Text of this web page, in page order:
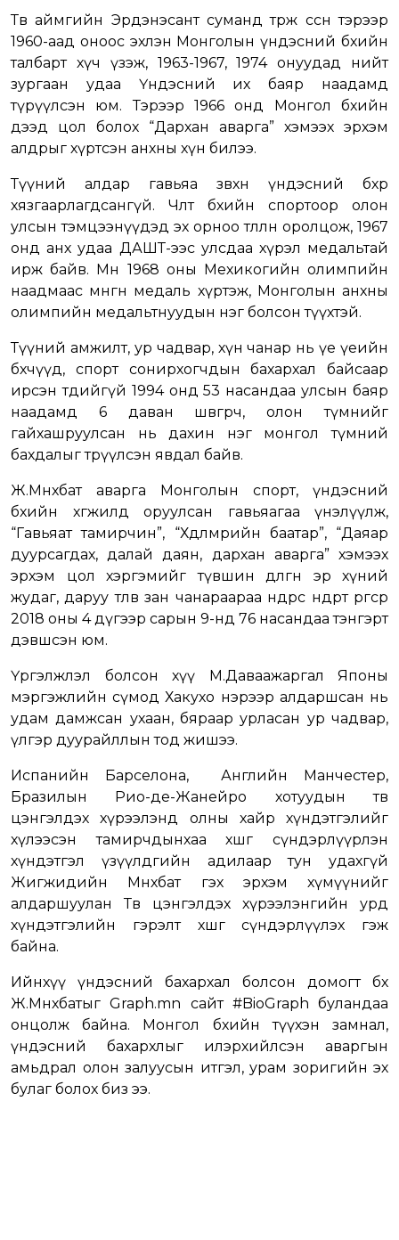
Төв аймгийн Эрдэнэсант суманд төрж өссөн тэрээр
1960-аад оноос эхлэн Монголын үндэсний бөхийн
талбарт хүч үзэж, 1963-1967, 1974 онуудад нийт
зургаан удаа Үндэсний их баяр наадамд
түрүүлсэн юм. Тэрээр 1966 онд Монгол бөхийн
дээд цол болох “Дархан аварга” хэмээх эрхэм
алдрыг хүртсэн анхны хүн билээ.
Түүний алдар гавьяа зөвхөн үндэсний бөхөөр
хязгаарлагдсангүй. Чөлөөт бөхийн спортоор олон
улсын тэмцээнүүдэд эх орноо төлөөлөн оролцож, 1967
онд анх удаа ДАШТ-ээс улсдаа хүрэл медальтай
ирж байв. Мөн 1968 оны Мехикогийн олимпийн
наадмаас мөнгөн медаль хүртэж, Монголын анхны
олимпийн медальтнуудын нэг болсон түүхтэй.
Түүний амжилт, ур чадвар, хүн чанар нь үе үеийн
бөхчүүд, спорт сонирхогчдын бахархал байсаар
ирсэн төдийгүй 1994 онд 53 насандаа улсын баяр
наадамд 6 даван шөвгөрч, олон түмнийг
гайхашруулсан нь дахин нэг монгол түмний
бахдалыг төрүүлсэн явдал байв.
Ж.Мөнхбат аварга Монголын спорт, үндэсний
бөхийн хөгжилд оруулсан гавьяагаа үнэлүүлж,
“Гавьяат тамирчин”, “Хөдөлмөрийн баатар”, “Даяар
дуурсагдах, далай даян, дархан аварга” хэмээх
эрхэм цол хэргэмийг түвшин дөлгөөн эр хүний
жудаг, даруу төлөв зан чанараараа өндрөөс өндөрт өргөсөөр
2018 оны 4 дүгээр сарын 9-нд 76 насандаа тэнгэрт
дэвшсэн юм.
Үргэлжлэл болсон хүү М.Даваажаргал Японы
мэргэжлийн сүмод Хакухо нэрээр алдаршсан нь
удам дамжсан ухаан, бяраар урласан ур чадвар,
үлгэр дуурайллын тод жишээ.
Испанийн Барселона, Английн Манчестер,
Бразилын Рио-де-Жанейро хотуудын төв
цэнгэлдэх хүрээлэнд олны хайр хүндэтгэлийг
хүлээсэн тамирчдынхаа хөшөөг сүндэрлүүрлэн
хүндэтгэл үзүүлдгийн адилаар тун удахгүй
Жигжидийн Мөнхбат гэх эрхэм хүмүүнийг
алдаршуулан Төв цэнгэлдэх хүрээлэнгийн урд
хүндэтгэлийн гэрэлт хөшөөг сүндэрлүүлэх гэж
байна.
Ийнхүү үндэсний бахархал болсон домогт бөх
Ж.Мөнхбатыг Graph.mn сайт #BioGraph буландаа
онцолж байна. Монгол бөхийн түүхэн замнал,
үндэсний бахархлыг илэрхийлсэн аваргын
амьдрал олон залуусын итгэл, урам зоригийн эх
булаг болох биз ээ.